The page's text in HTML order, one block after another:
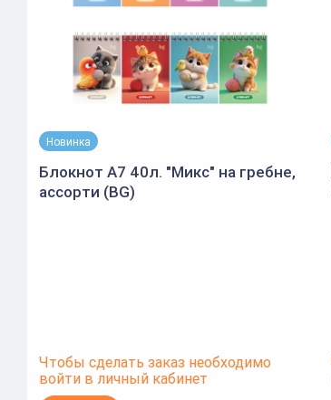
Новинка
Блокнот А7 40л. "Микс" на гребне,
ассорти (BG)
Чтобы сделать заказ необходимо
войти в личный кабинет